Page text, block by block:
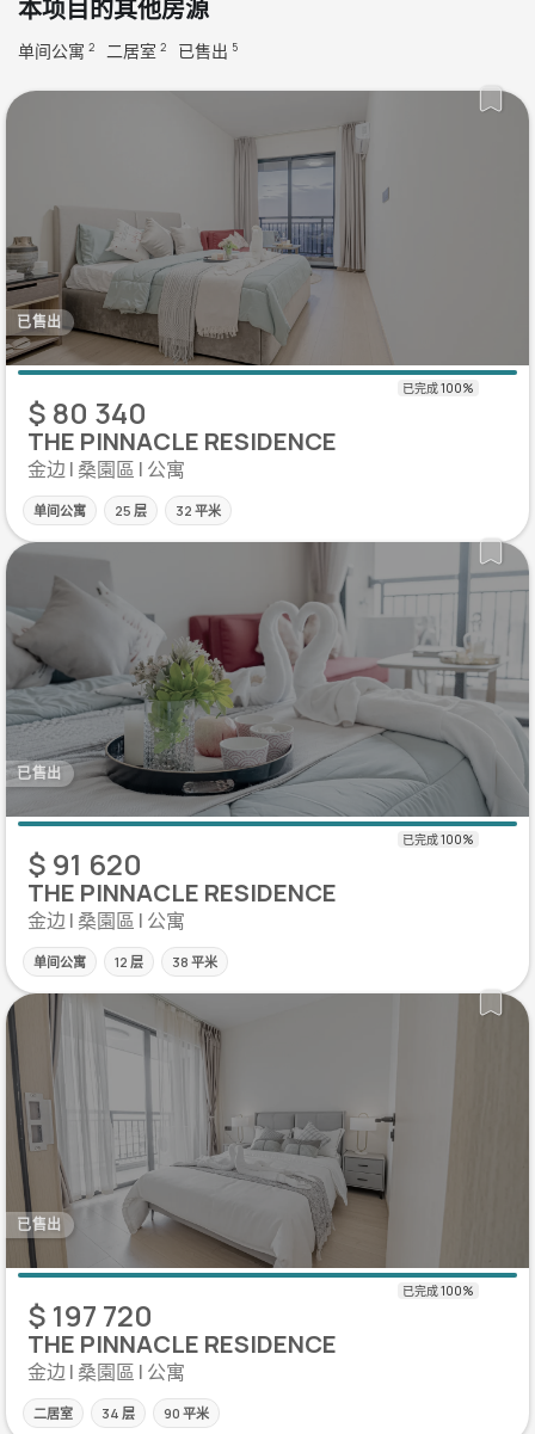
本项目的其他房源
单间公寓 2 二居室 2 已售出 5
已售出
$ 80 340
THE PINNACLE RESIDENCE
金边 | 桑園區 | 公寓
单间公寓 25 层 32 平米
已售出
$ 91 620
THE PINNACLE RESIDENCE
金边 | 桑園區 | 公寓
单间公寓 12 层 38 平米
已售出
$ 197 720
THE PINNACLE RESIDENCE
金边 | 桑園區 | 公寓
二居室 34 层 90 平米